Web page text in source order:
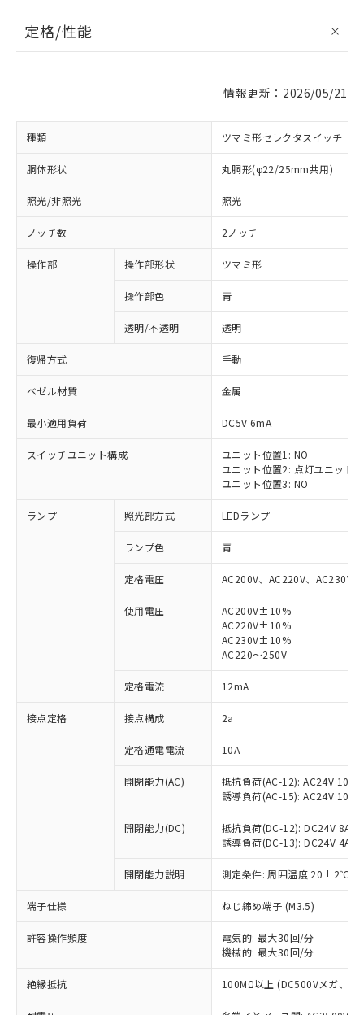
定格/性能
情報更新：2026/05/21
種類 ツマミ形セレクタスイッチ
胴体形状 丸胴形(φ22/25mm共用)
照光/非照光 照光
ノッチ数 2ノッチ
操作部 操作部形状 ツマミ形
操作部色 青
透明/不透明 透明
復帰方式 手動
ベゼル材質 金属
最小適用負荷 DC5V 6mA
スイッチユニット構成
ユニット位置1: NO
ユニット位置2: 点灯ユニット
ユニット位置3: NO
ランプ 照光部方式 LEDランプ
ランプ色 青
定格電圧 AC200V、AC220V、AC230V
使用電圧
AC200V±10%
AC220V±10%
AC230V±10%
AC220～250V
定格電流 12mA
接点定格 接点構成 2a
定格通電電流 10A
開閉能力(AC)
抵抗負荷(AC-12): AC24V 10A/
誘導負荷(AC-15): AC24V
開閉能力(DC)
抵抗負荷(DC-12): DC24V 8A/
誘導負荷(DC-13): DC24V 4A/
開閉能力説明 測定条件: 周囲温度 20±2℃、
端子仕様 ねじ締め端子 (M3.5)
許容操作頻度
電気的: 最大30回/分
機械的: 最大30回/分
絶縁抵抗 100MΩ以上 (DC500Vメガ、点
以下の条件をお読みいただき、同意のうえ
本サービスは、当社制御機器事業取扱
商品の当社在庫状況および標準価格
(税抜)を提供させていただくもので
本サービスの対象外となる商品もある
ことをご了承ください。
在庫状況および標準価格照会結果は、
記載している更新日時点での社内デー
タに基づき作成されるものであり、閲
覧された時点での実際の在庫および標
対応済み：EU RoHS指令（10物質）の
非含有に対応した製品が提供可能な商品で
対応予定：EU RoHS指令（10物質）の非含
有に対応した製品に切り替える予定のある
対応予定なし：EU RoHS指令（10物質）の
非含有に非対応の商品で、対応品を出す予
調査・確認中：EU RoHS指令（10物質）の
非含有の対応状況を調査中または確認中の
非該当品：ライセンス料など無形物で、有
害物質有無と関係のない商品です。
仕入先様の事情により、非含有部品として
いたものが、含有品と判明した場合などや
むを得ず変更することがあります。
鉛(Pb) 1000ppm以下、 水銀(Hg) 1000ppm以下、 カド
六価クロム(Cr(Ⅵ)) 1000ppm以下、ポリ臭化ビフェニル
※1 中国RoHS○×表
「○」：最大均質材料含有率が中国RoHSの
基準値以下であることを示します。
「×」：最大均質材料含有率が中国RoHSの
基準値を超えていることを示します。
「－」：未確認です。当社販売部門へお問
*中国RoHS10物質の基準値 (GB/T26572)：
Pb(鉛) :1000ppm、 Hg(水銀) : 1000ppm、 Cd(カドミウ
当社は、これら貴社製品のうち、外国
為替および外国貿易法に定める商品
（以下｢規制貨物等」という）を輸出
または国外への提供する場合は、日本
国政府の輸出許可(または役務取引許
可)を取得するなどの必要な手続きを